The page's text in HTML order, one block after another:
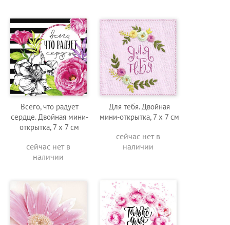
Всего, что радует
сердце. Двойная мини-
открытка, 7 х 7 см
сейчас нет в
наличии
Для тебя. Двойная
мини-открытка, 7 х 7 см
сейчас нет в
наличии